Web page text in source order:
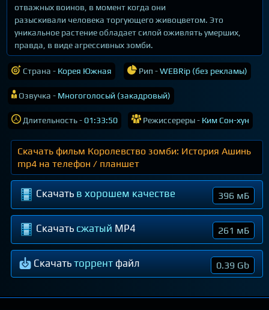
отважных воинов, в момент когда они
разыскивали человека торгующего живоцветом. Это
уникальное растение обладает силой оживлять умерших,
правда, в виде агрессивных зомби.
Страна - Корея Южная Рип -WEBRip (без рекламы)
Озвучка - Многоголосый (закадровый)
Длительность -01:33:50 Режиссереры - Ким Сон-хун
Скачать фильм Королевство зомби: История Ашинь
mp4 на телефон / планшет
Скачать в хорошем качестве 396 мБ
Скачать сжатый MP4 261 мБ
Скачатьторрент файл 0.39 Gb